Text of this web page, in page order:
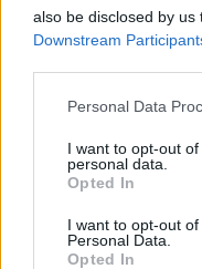
also be disclosed by
Downstream
Personal Data
I want to opt-out
personal data.
Opted In
I want to opt-out
Personal Data.
Opted In